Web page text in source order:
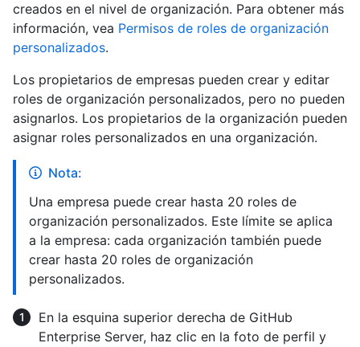
creados en el nivel de organización. Para obtener más
información, vea Permisos de roles de organización
personalizados.
Los propietarios de empresas pueden crear y editar
roles de organización personalizados, pero no pueden
asignarlos. Los propietarios de la organización pueden
asignar roles personalizados en una organización.
Nota:
Una empresa puede crear hasta 20 roles de
organización personalizados. Este límite se aplica
a la empresa: cada organización también puede
crear hasta 20 roles de organización
personalizados.
En la esquina superior derecha de GitHub
Enterprise Server, haz clic en la foto de perfil y